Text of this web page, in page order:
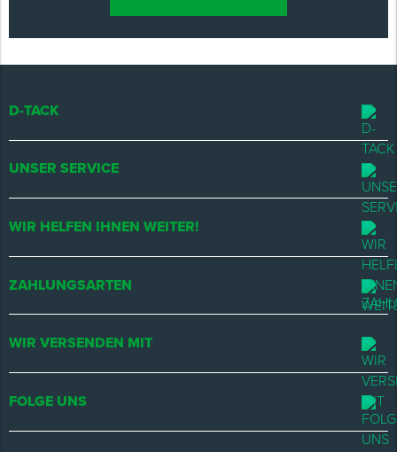
D-TACK
UNSER SERVICE
WIR HELFEN IHNEN WEITER!
ZAHLUNGSARTEN
WIR VERSENDEN MIT
FOLGE UNS